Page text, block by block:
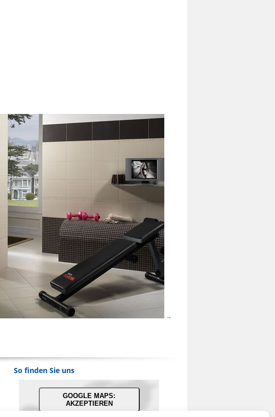
So finden Sie uns
GOOGLE MAPS:
AKZEPTIEREN